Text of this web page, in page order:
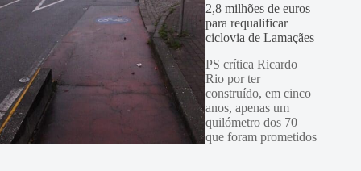
2,8 milhões de euros
para requalificar
ciclovia de Lamaçães
PS crítica Ricardo
Rio por ter
construído, em cinco
anos, apenas um
quilómetro dos 70
que foram prometidos